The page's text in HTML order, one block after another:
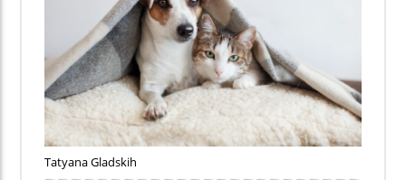
Tatyana Gladskih